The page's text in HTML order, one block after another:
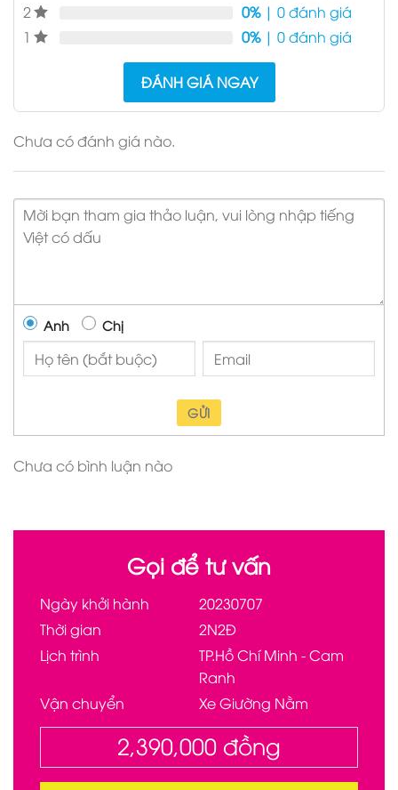
2
0%| 0 đánh giá
1
0%| 0 đánh giá
ĐÁNH GIÁ NGAY
Chưa có đánh giá nào.
Anh Chị
GỬI
Chưa có bình luận nào
Gọi để tư vấn
Ngày khởi hành
20230707
Thời gian
2N2Đ
Lịch trình
TP.Hồ Chí Minh - Cam
Ranh
Vận chuyển
Xe Giường Nằm
2,390,000 đồng